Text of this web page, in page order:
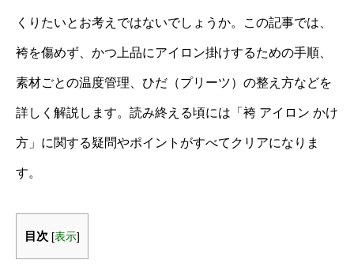
くりたいとお考えではないでしょうか。この記事では、
袴を傷めず、かつ上品にアイロン掛けするための手順、
素材ごとの温度管理、ひだ（プリーツ）の整え方などを
詳しく解説します。読み終える頃には「袴 アイロン かけ
方」に関する疑問やポイントがすべてクリアになりま
す。
目次 [表示]